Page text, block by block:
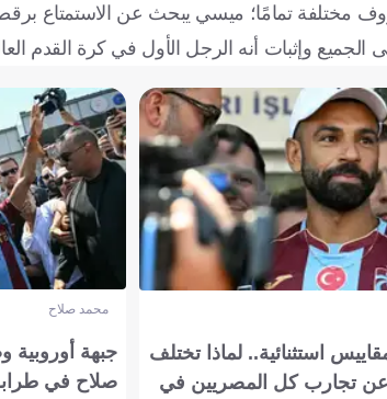
مختلفة تمامًا؛ ميسي يبحث عن الاستمتاع
وإثبات أنه الرجل الأول في كرة القدم
استثنائية.. لماذا تختلف
تجارب كل المصريين في
محمد صلاح
جبهة أوروبية
صلاح في